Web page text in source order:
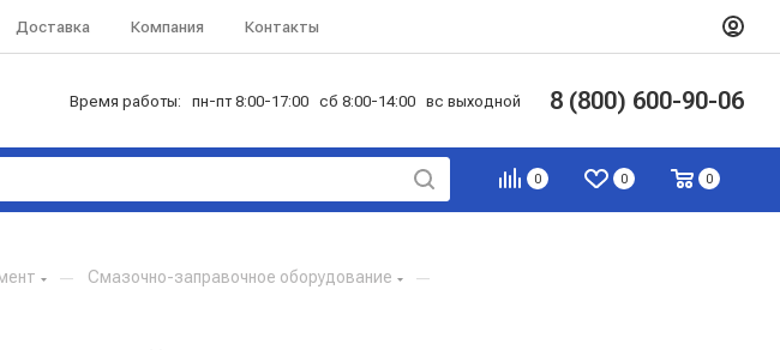
Доставка Компания Контакты
Время работы: пн-пт 8:00-17:00 сб 8:00-14:00 вс выходной 8 (800) 600-90-06
0 0 0
— Смазочно-заправочное оборудование —